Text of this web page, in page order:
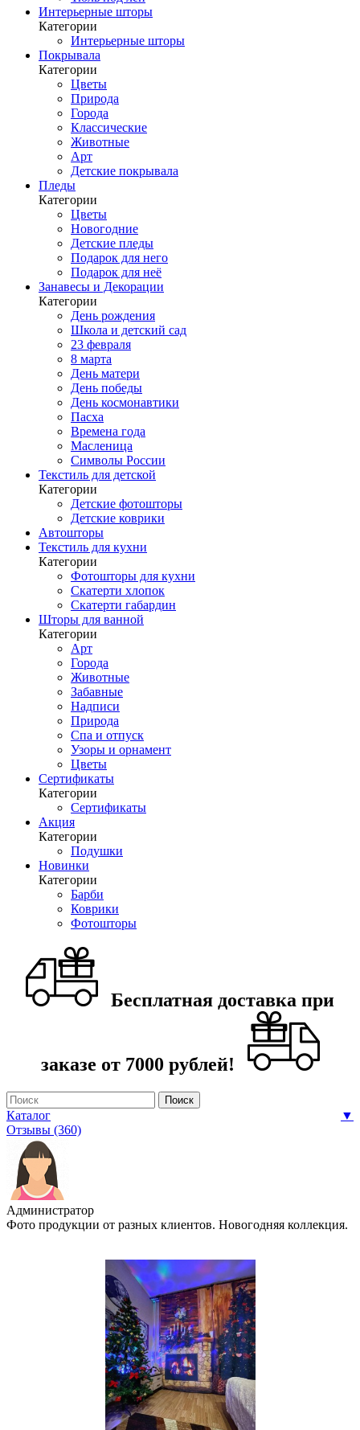
Интерьерные шторы
Категории
Интерьерные шторы
Покрывала
Категории
Цветы
Природа
Города
Классические
Животные
Арт
Детские покрывала
Пледы
Категории
Цветы
Новогодние
Детские пледы
Подарок для него
Подарок для неё
Занавесы и Декорации
Категории
День рождения
Школа и детский сад
23 февраля
8 марта
День матери
День победы
День космонавтики
Пасха
Времена года
Масленица
Символы России
Текстиль для детской
Категории
Детские фотошторы
Детские коврики
Автошторы
Текстиль для кухни
Категории
Фотошторы для кухни
Скатерти хлопок
Скатерти габардин
Шторы для ванной
Категории
Арт
Города
Животные
Забавные
Надписи
Природа
Спа и отпуск
Узоры и орнамент
Цветы
Сертификаты
Категории
Сертификаты
Акция
Категории
Подушки
Новинки
Категории
Барби
Коврики
Фотошторы
Бесплатная доставка при
заказе от 7000 рублей!
Каталог
▼
Отзывы (360)
Администратор
Фото продукции от разных клиентов. Новогодняя коллекция.